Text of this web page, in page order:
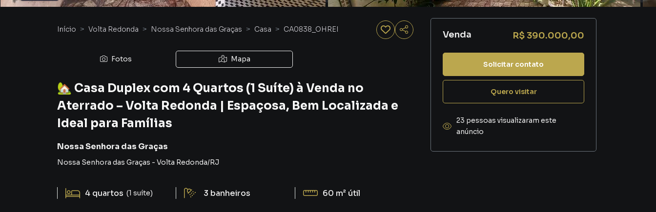
Início Volta Redonda Nossa Senhora das Graças Casa CA0838_OHREI
Fotos Mapa
🏡 Casa Duplex com 4 Quartos (1 Suíte) à Venda no
Aterrado – Volta Redonda | Espaçosa, Bem Localizada e
Ideal para Famílias
Nossa Senhora das Graças
Nossa Senhora das Graças - Volta Redonda/RJ
4 quartos (1 suíte) 3 banheiros 60 m² útil
Venda R$ 390.000,00
Solicitar contato
Quero visitar
23 pessoas visualizaram este
anúncio